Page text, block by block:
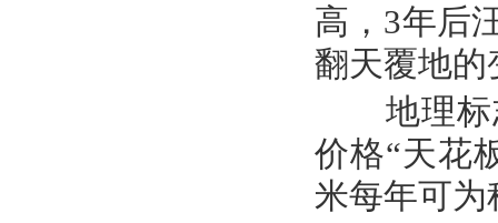
高，3年后
翻天覆地的
地理标志
价格“天花
米每年可为